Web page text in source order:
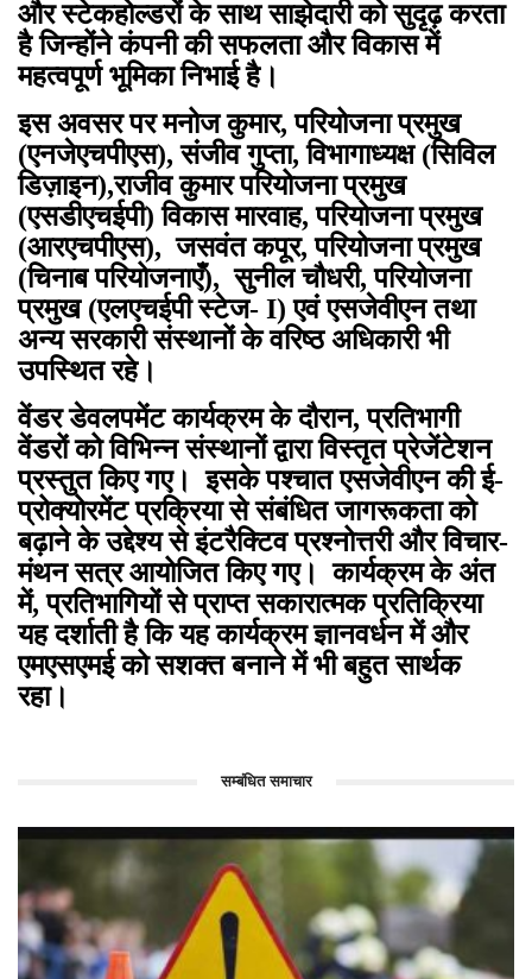
और स्‍टेकहोल्‍डरों के साथ साझेदारी को सुदृढ़ करता
है जिन्होंने कंपनी की सफलता और विकास में
महत्वपूर्ण भूमिका निभाई है।
इस अवसर पर मनोज कुमार, परियोजना प्रमुख
(एनजेएचपीएस), संजीव गुप्ता, विभागाध्यक्ष (सिविल
डिज़ाइन),राजीव कुमार परियोजना प्रमुख
(एसडीएचईपी) विकास मारवाह, परियोजना प्रमुख
(आरएचपीएस), जसवंत कपूर, परियोजना प्रमुख
(चिनाब परियोजनाएँ), सुनील चौधरी, परियोजना
प्रमुख (एलएचईपी स्टेज- I) एवं एसजेवीएन तथा
अन्य सरकारी संस्‍थानों के वरिष्ठ अधिकारी भी
उपस्थित रहे।
वेंडर डेवलपमेंट कार्यक्रम के दौरान, प्रतिभागी
वेंडरों को विभिन्न संस्थानों द्वारा विस्तृत प्रेजेंटेशन
प्रस्तुत किए गए। इसके पश्चात एसजेवीएन की ई-
प्रोक्योरमेंट प्रक्रिया से संबंधित जागरूकता को
बढ़ाने के उद्देश्य से इंटरैक्टिव प्रश्नोत्तरी और विचार-
मंथन सत्र आयोजित किए गए। कार्यक्रम के अंत
में, प्रतिभागियों से प्राप्त सकारात्मक प्रतिक्रिया
यह दर्शाती है कि यह कार्यक्रम ज्ञानवर्धन में और
एमएसएमई को सशक्त बनाने में भी बहुत सार्थक
रहा।
सम्बंधित समाचार